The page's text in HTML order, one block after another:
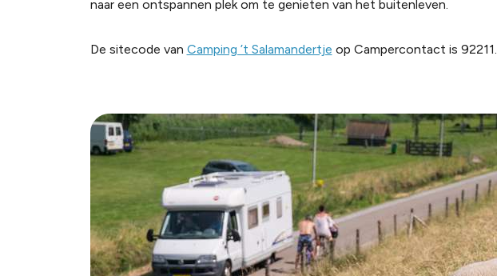
naar een ontspannen plek om te genieten van het buitenleven.
De sitecode van Camping ’t Salamandertje op Campercontact is 92211.